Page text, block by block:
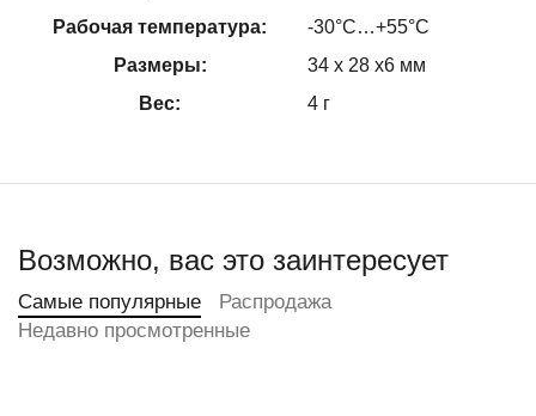
Рабочая температура:
-30°С…+55°С
Размеры:
34 х 28 х6 мм
Вес:
4 г
Возможно, вас это заинтересует
Самые популярные
Распродажа
Недавно просмотренные